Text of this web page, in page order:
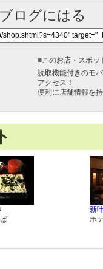
ログにはる
■このお店・スポッ
読取機能付きのモ
アクセス！
便利に店舗情報を
新
ホ